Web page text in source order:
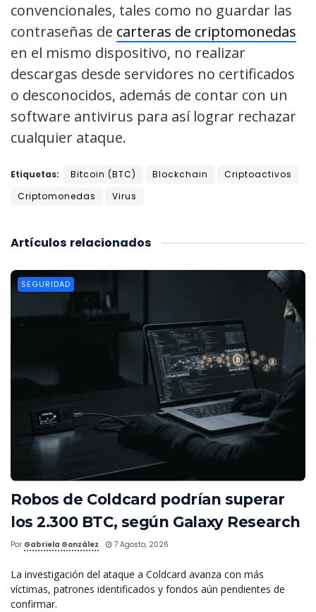
convencionales, tales como no guardar las
contraseñas de carteras de criptomonedas
en el mismo dispositivo, no realizar
descargas desde servidores no certificados
o desconocidos, además de contar con un
software antivirus para así lograr rechazar
cualquier ataque.
Etiquetas: Bitcoin (BTC) Blockchain
Criptoactivos
Criptomonedas
Virus
relacionados
Artículos
SEGURIDAD
Robos de Coldcard podrían superar
los 2.300 BTC, según Galaxy Research
Por Gabriela González 7 Agosto, 2026
La investigación del ataque a Coldcard avanza con más
víctimas, patrones identificados y fondos aún pendientes de
confirmar.